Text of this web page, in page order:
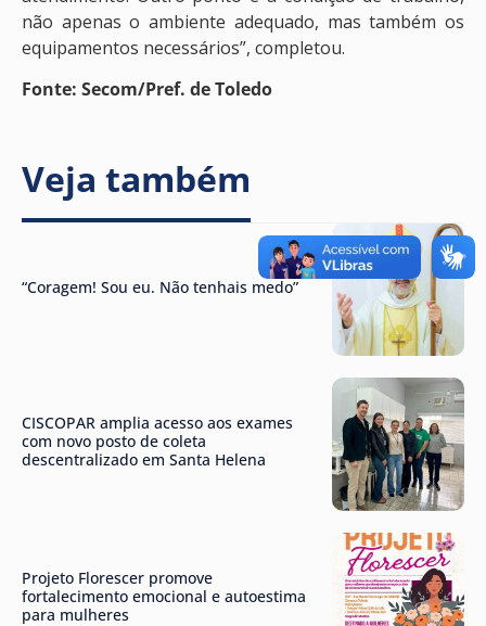
não apenas o ambiente adequado, mas também os
equipamentos necessários”, completou.
Fonte: Secom/Pref. de Toledo
Veja também
“Coragem! Sou eu. Não tenhais medo”
CISCOPAR amplia acesso aos exames
com novo posto de coleta
descentralizado em Santa Helena
Projeto Florescer promove
fortalecimento emocional e autoestima
para mulheres